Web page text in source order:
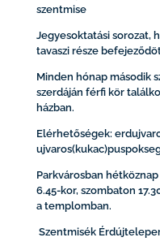
szentmise
Jegyesoktatási sorozat,
tavaszi része
Minden hónap második
szerdáján férfi kör
házban.
Elérhetőségek:
Parkvárosban
6.45-kor, szombaton
a templomban.
Szentmisék